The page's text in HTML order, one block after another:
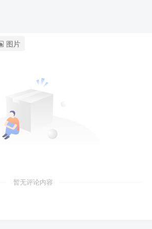
图片
暂无评论内容